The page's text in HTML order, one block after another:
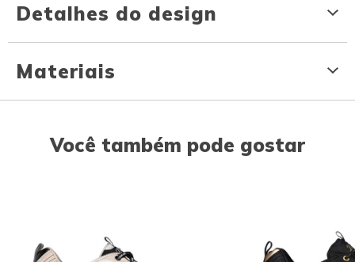
Detalhes do design
Materiais
Você também pode gostar